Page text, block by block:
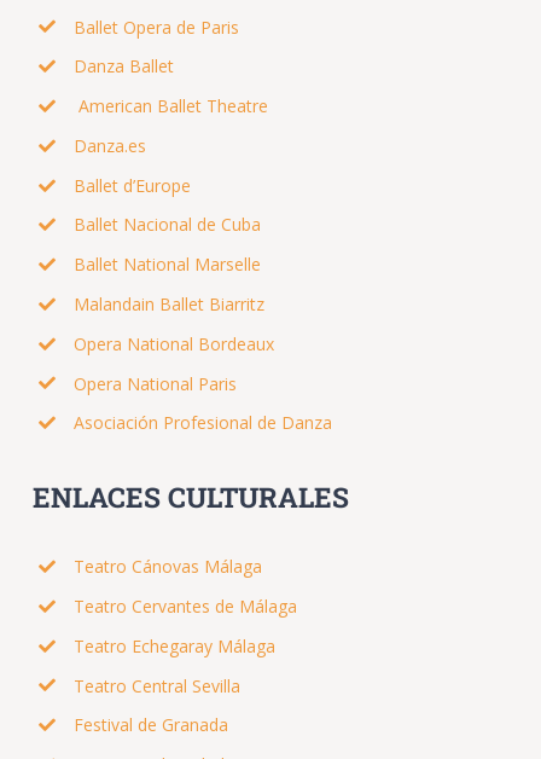
Ballet Opera de Paris
Danza Ballet
American Ballet Theatre
Danza.es
Ballet d’Europe
Ballet Nacional de Cuba
Ballet National Marselle
Malandain Ballet Biarritz
Opera National Bordeaux
Opera National Paris
Asociación Profesional de Danza
ENLACES CULTURALES
Teatro Cánovas Málaga
Teatro Cervantes de Málaga
Teatro Echegaray Málaga
Teatro Central Sevilla
Festival de Granada